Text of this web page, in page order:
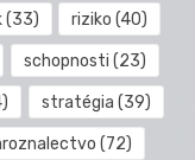
(33) riziko (40)
schopnosti (23)
stratégia (39)
(72)